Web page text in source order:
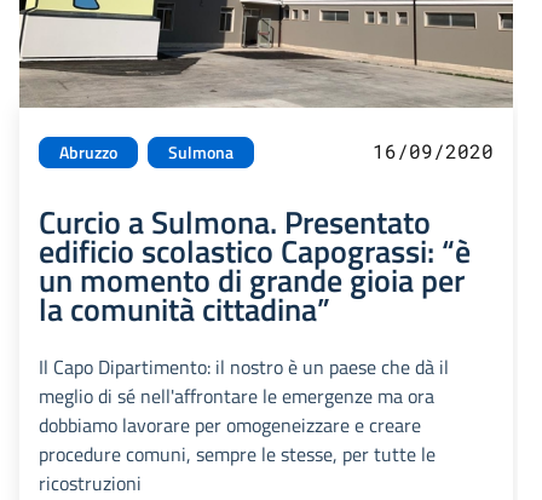
Abruzzo Sulmona 16/09/2020
Curcio a Sulmona. Presentato
edificio scolastico Capograssi: “è
un momento di grande gioia per
la comunità cittadina”
Il Capo Dipartimento: il nostro è un paese che dà il
meglio di sé nell'affrontare le emergenze ma ora
dobbiamo lavorare per omogeneizzare e creare
procedure comuni, sempre le stesse, per tutte le
ricostruzioni